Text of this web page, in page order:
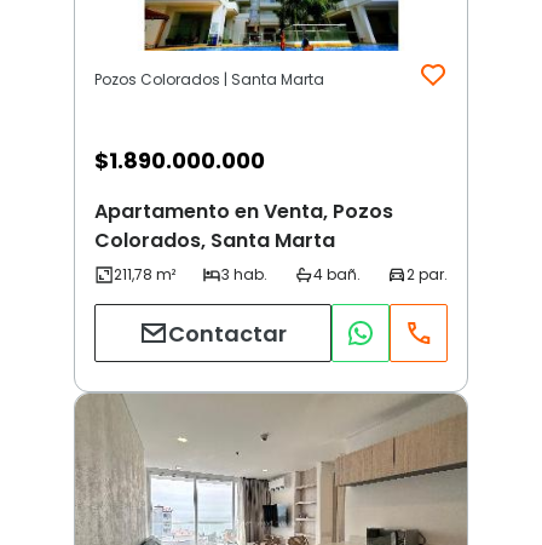
Pozos Colorados | Santa Marta
$1.890.000.000
Apartamento en Venta, Pozos
Colorados, Santa Marta
Contactar